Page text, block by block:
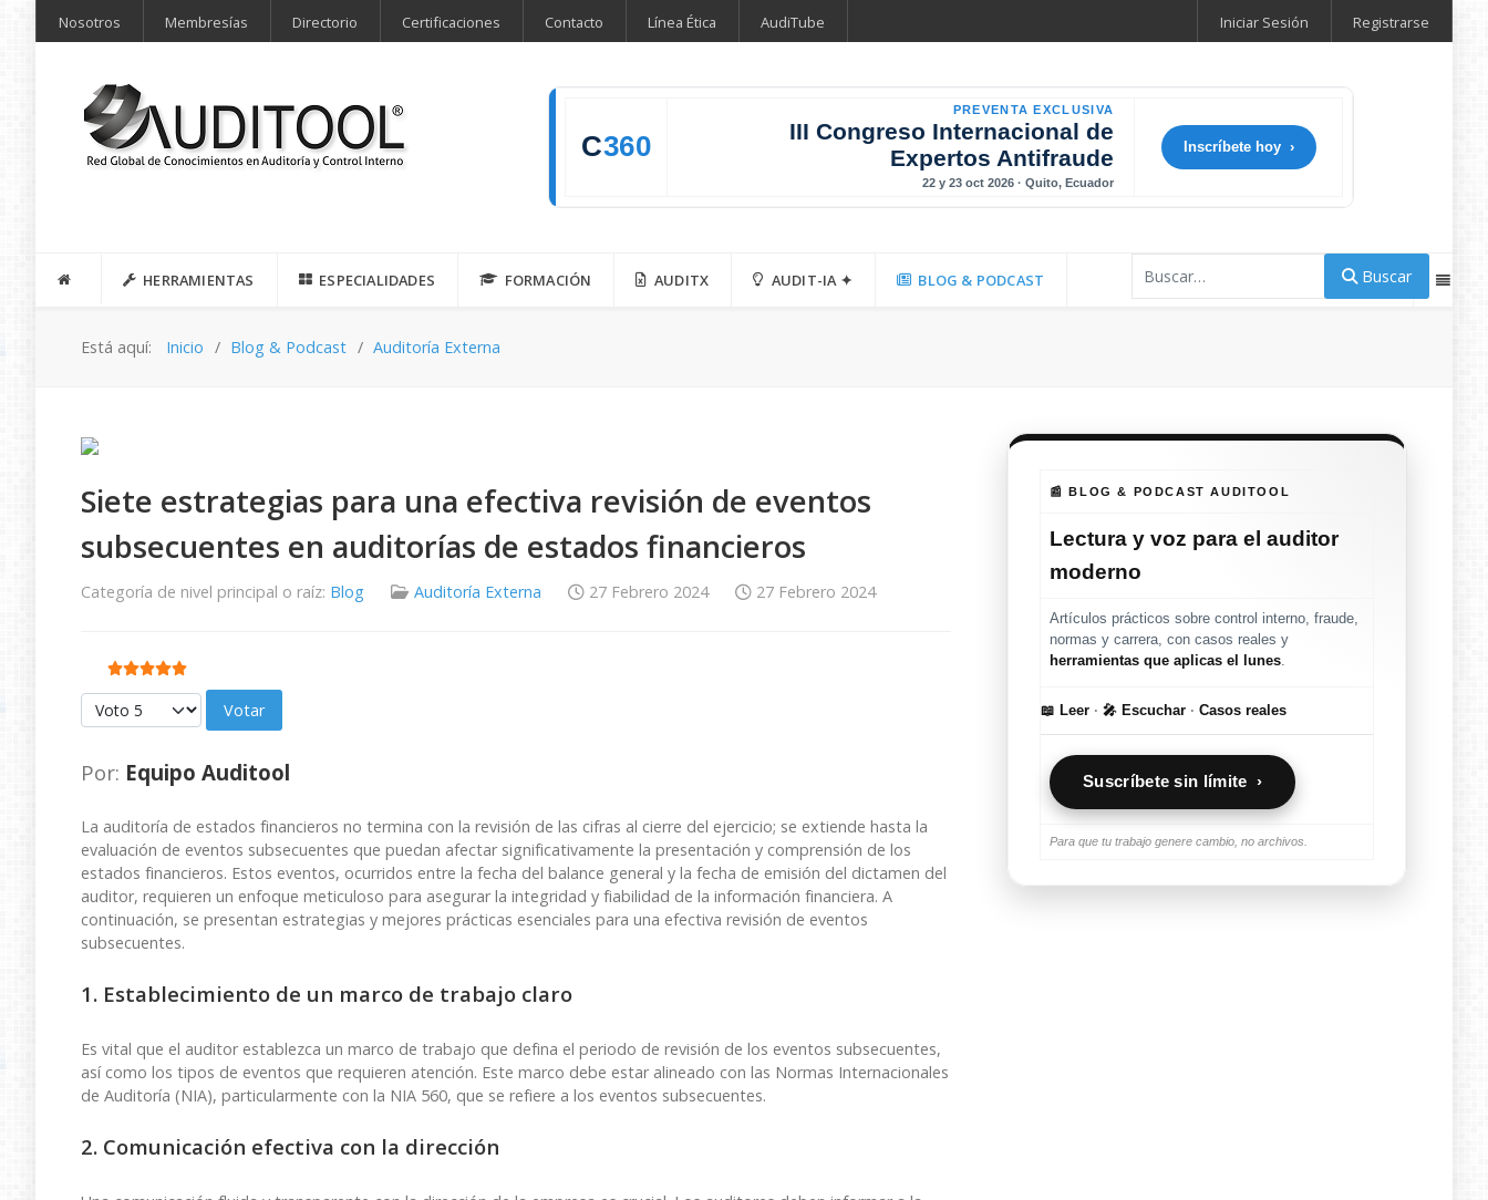
Nosotros Membresías Directorio Certificaciones Contacto Línea Ética AudiTube Iniciar Sesión Registrarse
C360
PREVENTA EXCLUSIVA
III Congreso Internacional de
Expertos Antifraude
22 y 23 oct 2026 · Quito, Ecuador
Inscríbete hoy ›
HERRAMIENTAS ESPECIALIDADES FORMACIÓN AUDITX AUDIT-IA ✦ BLOG & PODCAST Buscar
Está aquí: Inicio Blog & Podcast Auditoría Externa
Siete estrategias para una efectiva revisión de eventos
subsecuentes en auditorías de estados financieros
Categoría de nivel principal o raíz: Blog Auditoría Externa 27 Febrero 2024 27 Febrero 2024
Ratio:5/5
Por favor, vote
Por: Equipo Auditool
La auditoría de estados financieros no termina con la revisión de las cifras al cierre del ejercicio; se extiende hasta la
evaluación de eventos subsecuentes que puedan afectar significativamente la presentación y comprensión de los
estados financieros. Estos eventos, ocurridos entre la fecha del balance general y la fecha de emisión del dictamen del
auditor, requieren un enfoque meticuloso para asegurar la integridad y fiabilidad de la información financiera. A
continuación, se presentan estrategias y mejores prácticas esenciales para una efectiva revisión de eventos
subsecuentes.
1. Establecimiento de un marco de trabajo claro
Es vital que el auditor establezca un marco de trabajo que defina el periodo de revisión de los eventos subsecuentes,
así como los tipos de eventos que requieren atención. Este marco debe estar alineado con las Normas Internacionales
de Auditoría (NIA), particularmente con la NIA 560, que se refiere a los eventos subsecuentes.
2. Comunicación efectiva con la dirección
📰 BLOG & PODCAST AUDITOOL
Lectura y voz para el auditor
moderno
Artículos prácticos sobre control interno, fraude,
normas y carrera, con casos reales y
herramientas que aplicas el lunes
📖 Leer · 🎤 Escuchar · Casos reales
Suscríbete sin límite ›
Para que tu trabajo genere cambio, no archivos.